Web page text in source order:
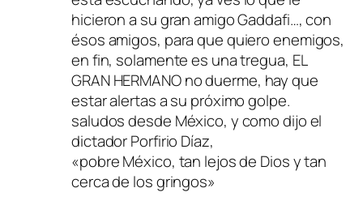
hicieron a su gran amigo Gaddafi…, con
ésos amigos, para que quiero enemigos,
en fin, solamente es una tregua, EL
GRAN HERMANO no duerme, hay que
estar alertas a su próximo golpe.
saludos desde México, y como dijo el
dictador Porfirio Díaz,
«pobre México, tan lejos de Dios y tan
cerca de los gringos»